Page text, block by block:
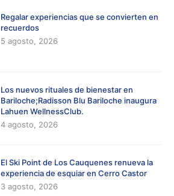
Regalar experiencias que se convierten en
recuerdos
5 agosto, 2026
Los nuevos rituales de bienestar en
Bariloche;Radisson Blu Bariloche inaugura
Lahuen WellnessClub.
4 agosto, 2026
El Ski Point de Los Cauquenes renueva la
experiencia de esquiar en Cerro Castor
3 agosto, 2026